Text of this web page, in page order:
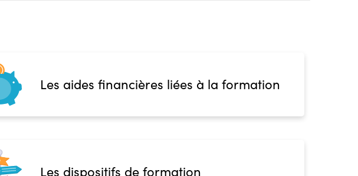
d'informations
Les aides financières liées à la formation
Les dispositifs de formation